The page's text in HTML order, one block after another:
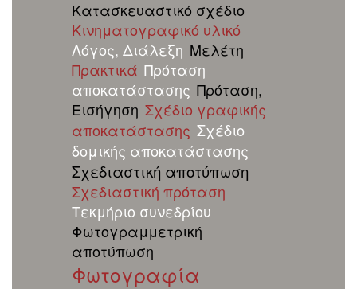
Κατασκευαστικό σχέδιο
Κινηματογραφικό υλικό
Λόγος, Διάλεξη Μελέτη
Πρακτικά Πρόταση
αποκατάστασης Πρόταση,
Εισήγηση Σχέδιο γραφικής
αποκατάστασης Σχέδιο
δομικής αποκατάστασης
Σχεδιαστική αποτύπωση
Σχεδιαστική πρόταση
Τεκμήριο συνεδρίου
Φωτογραμμετρική
αποτύπωση
Φωτογραφία